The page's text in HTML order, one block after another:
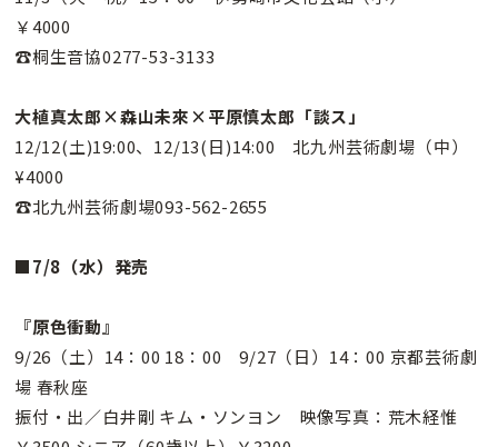
￥4000
☎桐生音協0277-53-3133
大植真太郎×森山未來×平原慎太郎「談ス」
12/12(土)19:00、12/13(日)14:00 北九州芸術劇場（中）
¥4000
☎北九州芸術劇場093-562-2655
■7/8（水）発売
『原色衝動』
9/26（土）14：00 18：00 9/27（日）14：00 京都芸術劇
場 春秋座
振付・出／白井剛 キム・ソンヨン 映像写真：荒木経惟